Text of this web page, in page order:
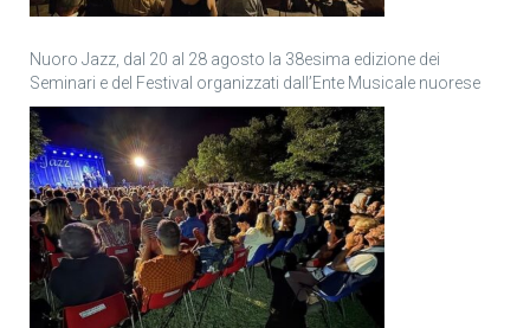
Nuoro Jazz, dal 20 al 28 agosto la 38esima edizione dei
Seminari e del Festival organizzati dall’Ente Musicale nuorese